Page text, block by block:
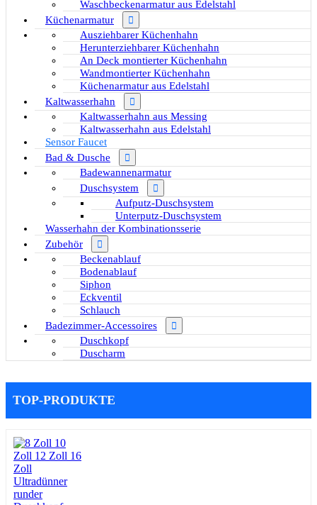
Waschbeckenarmatur aus Edelstahl
Küchenarmatur
Ausziehbarer Küchenhahn
Herunterziehbarer Küchenhahn
An Deck montierter Küchenhahn
Wandmontierter Küchenhahn
Küchenarmatur aus Edelstahl
Kaltwasserhahn
Kaltwasserhahn aus Messing
Kaltwasserhahn aus Edelstahl
Sensor Faucet
Bad & Dusche
Badewannenarmatur
Duschsystem
Aufputz-Duschsystem
Unterputz-Duschsystem
Wasserhahn der Kombinationsserie
Zubehör
Beckenablauf
Bodenablauf
Siphon
Eckventil
Schlauch
Badezimmer-Accessoires
Duschkopf
Duscharm
TOP-PRODUKTE